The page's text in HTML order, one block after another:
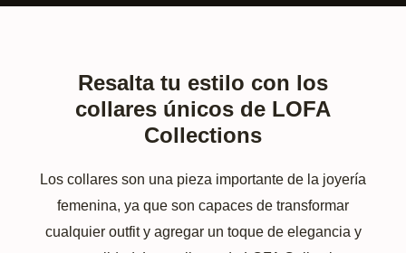
Resalta tu estilo con los
collares únicos de LOFA
Collections
Los collares son una pieza importante de la joyería
femenina, ya que son capaces de transformar
cualquier outfit y agregar un toque de elegancia y